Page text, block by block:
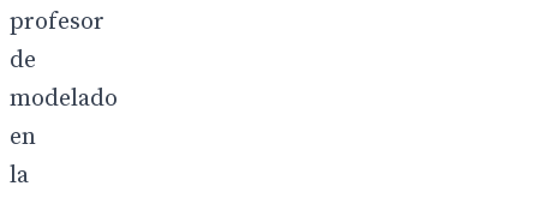
profesor
de
modelado
en
la